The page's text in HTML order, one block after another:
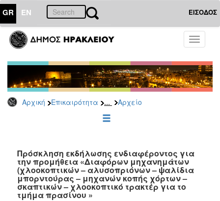
GR EN ΕΙΣΟΔΟΣ
Toggle
Αρχική Επικαιρότητα ... Αρχείο
ΕΠΙΚΑΙΡΟΤΗΤΑ
-
Δημοπρασίες
Αρχείο
2026
2022
2021
2020
Πρόσκληση εκδήλωσης ενδιαφέροντος για
την προμήθεια «Διαφόρων μηχανημάτων
(χλοοκοπτικών – αλυσοπριόνων – ψαλίδια
μπορντούρας – μηχανών κοπής χόρτων –
σκαπτικών – χλοοκοπτικό τρακτέρ για το
τμήμα πρασίνου »